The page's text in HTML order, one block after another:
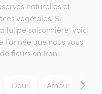
naturelles et
végétales. Si
tulipe saisonnière, voici
que nous vous
fleurs en Iran.
Deuil Amour